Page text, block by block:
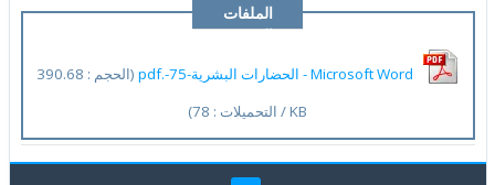
الملفات
المرفقة
Microsoft Word - الحضارات البشرية-75-.pdf
(الحجم : 390.68
KB / التحميلات : 78)